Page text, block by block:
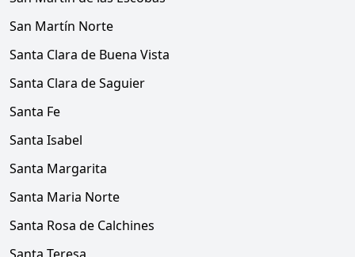
San Martín Norte
Santa Clara de Buena Vista
Santa Clara de Saguier
Santa Fe
Santa Isabel
Santa Margarita
Santa Maria Norte
Santa Rosa de Calchines